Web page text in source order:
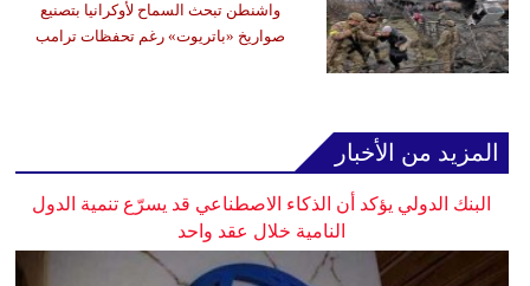
واشنطن تبحث السماح لأوكرانيا بتصنيع
صواريخ «باتريوت» رغم تحفظات ترامب
المزيد من الأخبار
البنك الدولي يؤكد أن الذكاء الاصطناعي قد يسرّع تنمية الدول
النامية خلال عقد واحد